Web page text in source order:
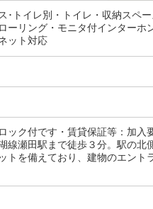
･トイレ別・トイレ・収納スペ
ーリング・モニタ付インターホ
ット対応
ック付です・賃貸保証等：加
線瀬田駅まで徒歩３分。駅の北
トを備えており、建物のエント